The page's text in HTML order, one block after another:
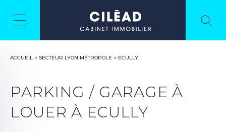
ACCUEIL > SECTEUR LYON MÉTROPOLE > ECULLY
PARKING / GARAGE À
LOUER À ECULLY